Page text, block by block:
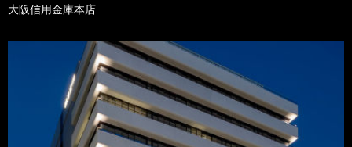
大阪信用金庫本店